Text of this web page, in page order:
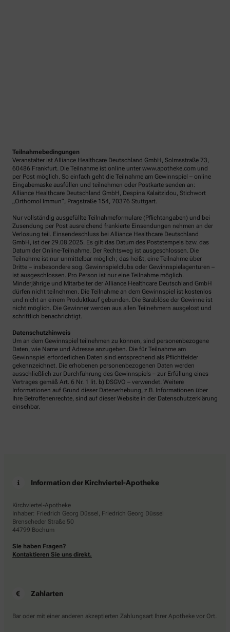
Teilnahmebedingungen
Veranstalter ist Alliance Healthcare Deutschland GmbH, Solmsstraße 73,
60486 Frankfurt. Die Teilnahme ist online unter www.apotheke.com und
per Post möglich. So einfach geht die Teilnahme am Gewinnspiel – online
Eingabemaske ausfüllen und teilnehmen oder Postkarte senden an:
Alliance Healthcare Deutschland GmbH, Despina Kalaitzidou, Stichwort
„Orthomol Immun“, Pragstraße 154, 70376 Stuttgart.
Nur vollständig ausgefüllte Teilnahmeformulare (Pflichtangaben) und bei
Zusendung per Post ausreichend frankierte Einsendungen nehmen an der
Verlosung teil. Einsendeschluss bei Alliance Healthcare Deutschland
GmbH, ist der 29.08.2025. Es gilt das Datum des Poststempels bzw. das
Datum der Online-Teilnahme. Der Rechtsweg ist ausgeschlossen. Die
Teilnahme ist nur unmittelbar möglich; das heißt, eine Teilnahme über
Dritte – insbesondere sog. Gewinnspielclubs oder Gewinnspielagenturen –
ist ausgeschlossen. Pro Person ist nur eine Teilnahme möglich.
Minderjährige und Mitarbeiter der Alliance Healthcare Deutschland GmbH
dürfen nicht teilnehmen. Die Teilnahme an dem Gewinnspiel ist kostenlos
und nicht an einem Produktkauf gebunden. Die Barablöse der Gewinne ist
nicht möglich. Die Gewinner werden aus allen Teilnehmern ausgelost und
schriftlich benachrichtigt.
Datenschutzhinweis
Um an dem Gewinnspiel teilnehmen zu können, sind personenbezogene
Daten, wie Name und Adresse anzugeben. Die für Teilnahme am
Gewinnspiel erforderlichen Daten sind entsprechend als Pflichtfelder
gekennzeichnet. Die erhobenen personenbezogenen Daten werden
ausschließlich zur Durchführung des Gewinnspiels – zur Erfüllung eines
Vertrages gemäß Art. 6 Nr. 1 lit. b) DSGVO – verwendet. Weitere
Informationen auf Grund dieser Datenerhebung, z.B. Informationen über
Ihre Betroffenenrechte, sind auf dieser Website in der Datenschutzerklärung
einsehbar.
Information der Kirchviertel-Apotheke
Kirchviertel-Apotheke
Inhaber: Friedrich Georg Düssel, Friedrich Georg Düssel
Brenscheder Straße 50
44799 Bochum
Sie haben Fragen?
Kontaktieren Sie uns direkt.
Zahlarten
Bar oder mit einer anderen akzeptierten Zahlungsart Ihrer Apotheke vor Ort.